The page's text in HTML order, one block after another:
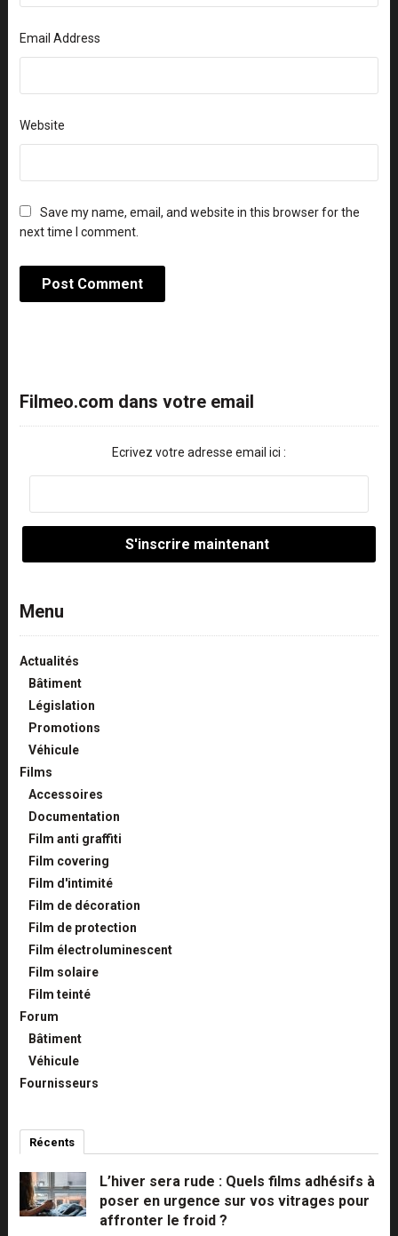
Email Address
Website
Save my name, email, and website in this browser for the
next time I comment.
Filmeo.com dans votre email
Ecrivez votre adresse email ici :
Menu
Actualités
Bâtiment
Législation
Promotions
Véhicule
Films
Accessoires
Documentation
Film anti graffiti
Film covering
Film d'intimité
Film de décoration
Film de protection
Film électroluminescent
Film solaire
Film teinté
Forum
Bâtiment
Véhicule
Fournisseurs
Récents
L’hiver sera rude : Quels films adhésifs à
poser en urgence sur vos vitrages pour
affronter le froid ?